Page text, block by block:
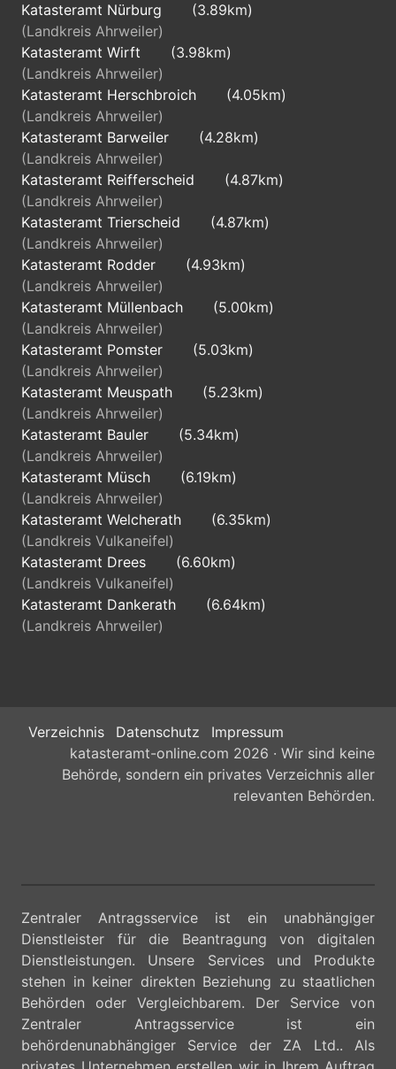
Katasteramt Nürburg
(3.89km)
(Landkreis Ahrweiler)
Katasteramt Wirft
(3.98km)
(Landkreis Ahrweiler)
Katasteramt Herschbroich
(4.05km)
(Landkreis Ahrweiler)
Katasteramt Barweiler
(4.28km)
(Landkreis Ahrweiler)
Katasteramt Reifferscheid
(4.87km)
(Landkreis Ahrweiler)
Katasteramt Trierscheid
(4.87km)
(Landkreis Ahrweiler)
Katasteramt Rodder
(4.93km)
(Landkreis Ahrweiler)
Katasteramt Müllenbach
(5.00km)
(Landkreis Ahrweiler)
Katasteramt Pomster
(5.03km)
(Landkreis Ahrweiler)
Katasteramt Meuspath
(5.23km)
(Landkreis Ahrweiler)
Katasteramt Bauler
(5.34km)
(Landkreis Ahrweiler)
Katasteramt Müsch
(6.19km)
(Landkreis Ahrweiler)
Katasteramt Welcherath
(6.35km)
(Landkreis Vulkaneifel)
Katasteramt Drees
(6.60km)
(Landkreis Vulkaneifel)
Katasteramt Dankerath
(6.64km)
(Landkreis Ahrweiler)
Verzeichnis Datenschutz
Impressum
katasteramt-online.com 2026 · Wir sind keine
Behörde, sondern ein privates Verzeichnis aller
relevanten Behörden.
Zentraler Antragsservice ist ein unabhängiger
Dienstleister für die Beantragung von digitalen
Dienstleistungen. Unsere Services und Produkte
stehen in keiner direkten Beziehung zu staatlichen
Behörden oder Vergleichbarem. Der Service von
Zentraler Antragsservice ist ein
behördenunabhängiger Service der ZA Ltd.. Als